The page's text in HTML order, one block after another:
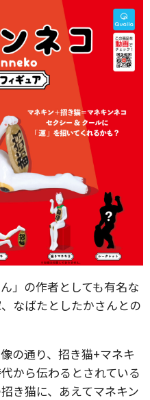
」の作者としても有名な
なばたとしたかさんとの
の通り、招き猫+マネキ
から伝わるとされている
き猫に、あえてマネキン